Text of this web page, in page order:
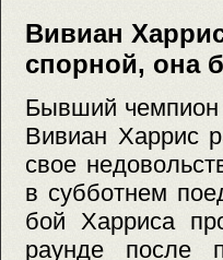
Вивиан
спорной, она
Бывший чемпион
Вивиан Харрис
свое
в субботнем
бой Харриса
раунде после